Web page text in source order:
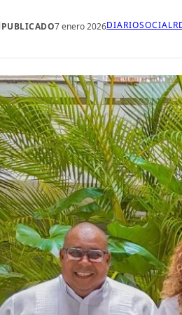
PUBLICADO7 enero 2026